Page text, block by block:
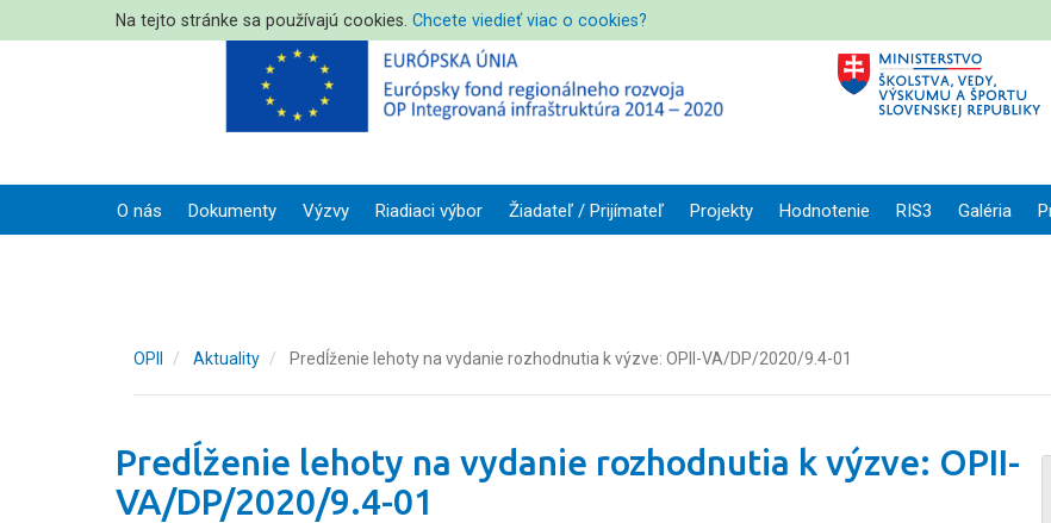
Na tejto stránke sa používajú cookies. Chcete viedieť viac o cookies?
O nás Dokumenty Výzvy Riadiaci výbor Žiadateľ / Prijímateľ Projekty Hodnotenie RIS3 Galéria
OPII Aktuality Predĺženie lehoty na vydanie rozhodnutia k výzve: OPII-VA/DP/2020/9.4-01
Predĺženie lehoty na vydanie rozhodnutia k výzve: OPII-
VA/DP/2020/9.4-01